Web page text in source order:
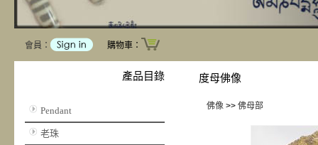
會員： 購物車：
產品目錄
Pendant
老珠
度母佛像
佛像>> 佛母部